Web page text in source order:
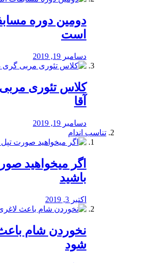
دومین دوره
است
دسامبر 19, 2019
آقا
دسامبر 19, 2019
تناسب اندام
اگر میخواهید
باشید
اکتبر 3, 2019
نخوردن شام
‌شود